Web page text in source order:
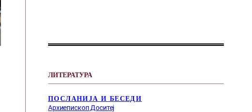
ЛИТЕРАТУРА
ПОСЛАНИЈА И БЕСЕДИ
Архиепископ Доситеј